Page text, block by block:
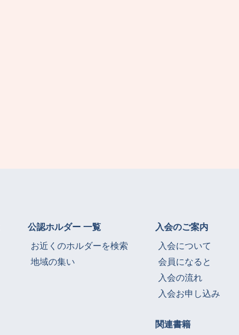
公認ホルダー 一覧
お近くのホルダーを検索
地域の集い
入会のご案内
入会について
会員になると
入会の流れ
入会お申し込み
関連書籍